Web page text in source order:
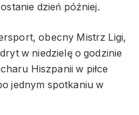
dzień później.
obecny Mistrz Ligi,
w niedzielę o godzinie
Hiszpanii w piłce
jednym spotkaniu w